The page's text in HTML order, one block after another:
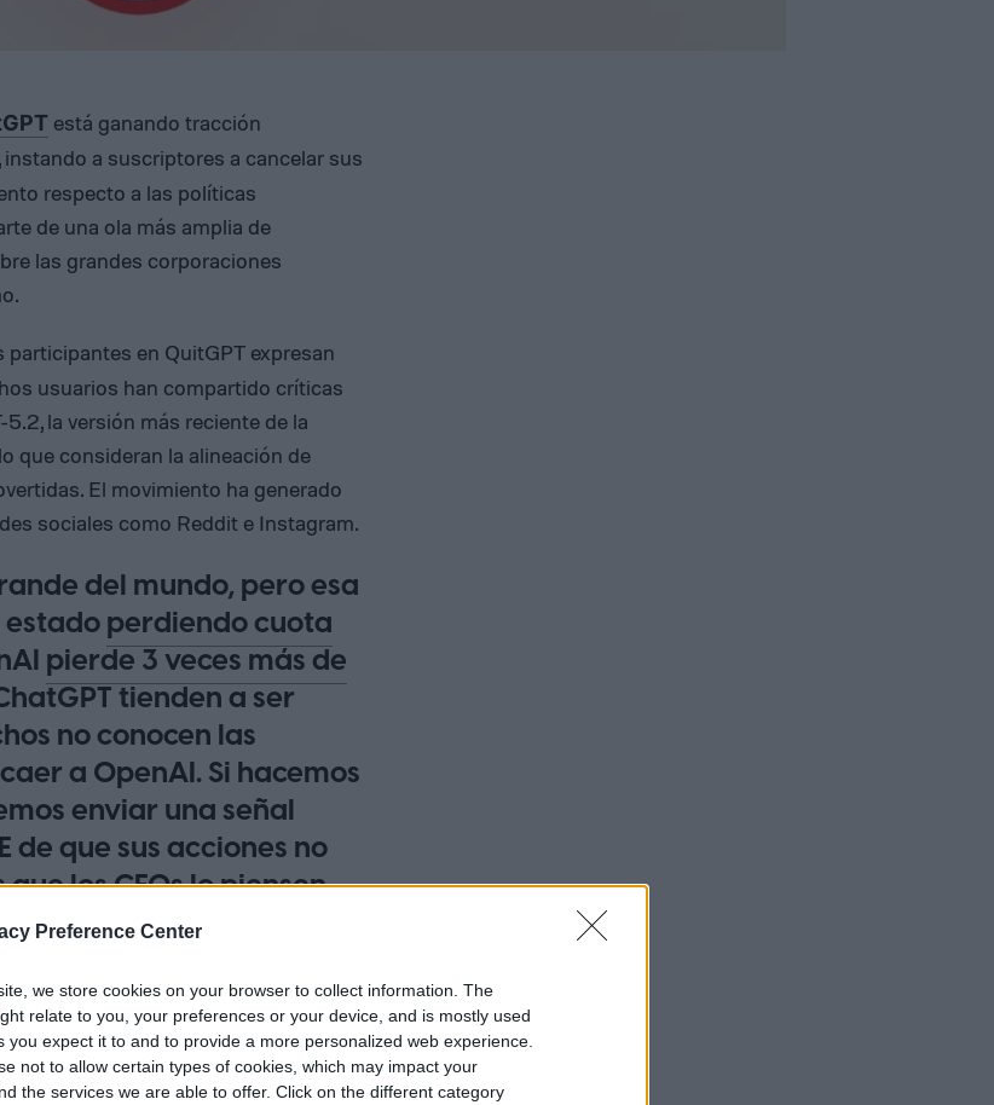
Preference Center
we store cookies on your browser to collect information. The
relate to you, your preferences or your device, and is mostly used
you expect it to and to provide a more personalized web experience.
not to allow certain types of cookies, which may impact your
the services we are able to offer. Click on the different category
está ganando tracción
, instando a suscriptores a cancelar sus
respecto a las políticas
de una ola más amplia de
las grandes corporaciones
participantes en QuitGPT expresan
usuarios han compartido críticas
la versión más reciente de la
que consideran la alineación de
El movimiento ha generado
sociales como Reddit e Instagram.
del mundo, pero esa
estadoperdiendo cuota
pierde 3 veces más de
tienden a ser
no conocen las
a OpenAI. Si hacemos
enviar una señal
de que sus acciones no
los CEOs lo piensen
dice la gente del